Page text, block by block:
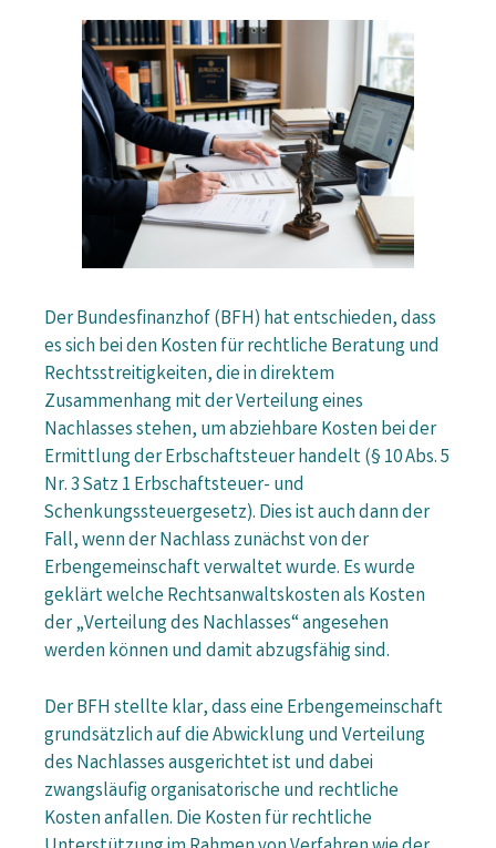
Der Bundesfinanzhof (BFH) hat entschieden, dass
es sich bei den Kosten für rechtliche Beratung und
Rechtsstreitigkeiten, die in direktem
Zusammenhang mit der Verteilung eines
Nachlasses stehen, um abziehbare Kosten bei der
Ermittlung der Erbschaftsteuer handelt (§ 10 Abs. 5
Nr. 3 Satz 1 Erbschaftsteuer- und
Schenkungssteuergesetz). Dies ist auch dann der
Fall, wenn der Nachlass zunächst von der
Erbengemeinschaft verwaltet wurde. Es wurde
geklärt welche Rechtsanwaltskosten als Kosten
der „Verteilung des Nachlasses“ angesehen
werden können und damit abzugsfähig sind.
Der BFH stellte klar, dass eine Erbengemeinschaft
grundsätzlich auf die Abwicklung und Verteilung
des Nachlasses ausgerichtet ist und dabei
zwangsläufig organisatorische und rechtliche
Kosten anfallen. Die Kosten für rechtliche